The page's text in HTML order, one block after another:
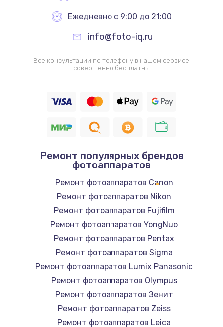
Ежедневно с 9:00 до 21:00
info@foto-iq.ru
Все консультации по телефону в нашем сервисе
совершенно бесплатны
Ремонт популярных брендов
фотоаппаратов
Ремонт фотоаппаратов Canon
Ремонт фотоаппаратов Nikon
Ремонт фотоаппаратов Fujifilm
Ремонт фотоаппаратов YongNuo
Ремонт фотоаппаратов Pentax
Ремонт фотоаппаратов Sigma
Ремонт фотоаппаратов Lumix Panasonic
Ремонт фотоаппаратов Olympus
Ремонт фотоаппаратов Зенит
Ремонт фотоаппаратов Zeiss
Ремонт фотоаппаратов Leica